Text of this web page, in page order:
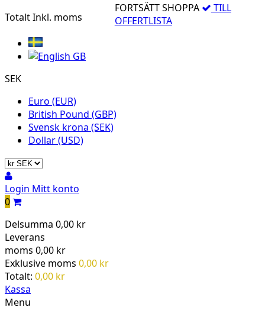
TotaltInkl. moms
FORTSÄTT SHOPPA
TILL
OFFERTLISTA
SEK
Euro (EUR)
British Pound (GBP)
Svensk krona (SEK)
Dollar (USD)
Login Mitt konto
0
Delsumma 0,00 kr
Leverans
moms 0,00 kr
Exklusive moms 0,00 kr
Totalt: 0,00 kr
Kassa
Menu